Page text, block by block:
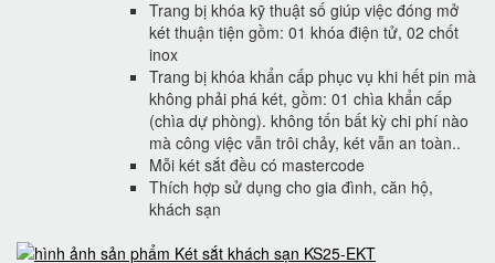
Trang bị khóa kỹ thuật số giúp việc đóng mở
két thuận tiện gồm: 01 khóa điện tử, 02 chốt
inox
Trang bị khóa khẩn cấp phục vụ khi hết pin mà
không phải phá két, gồm: 01 chìa khẩn cấp
(chìa dự phòng). không tốn bất kỳ chi phí nào
mà công việc vẫn trôi chảy, két vẫn an toàn..
Mỗi két sắt đều có mastercode
Thích hợp sử dụng cho gia đình, căn hộ,
khách sạn